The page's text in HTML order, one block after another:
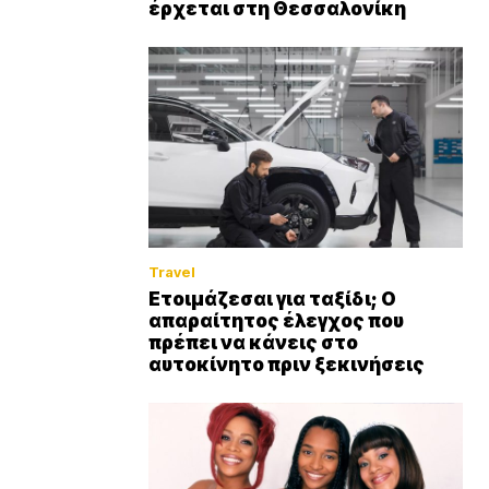
έρχεται στη Θεσσαλονίκη
Travel
Ετοιμάζεσαι για ταξίδι; Ο
απαραίτητος έλεγχος που
πρέπει να κάνεις στο
αυτοκίνητο πριν ξεκινήσεις